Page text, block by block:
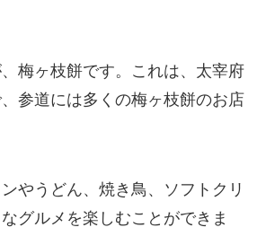
梅ヶ枝餅です。これは、太宰府
参道には多くの梅ヶ枝餅のお店
やうどん、焼き鳥、ソフトクリ
グルメを楽しむことができま